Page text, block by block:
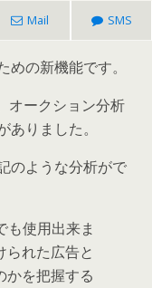
Mail SMS
の新機能です。
オークション分析
りました。
のような分析がで
も使用出来ま
られた広告と
かを把握する